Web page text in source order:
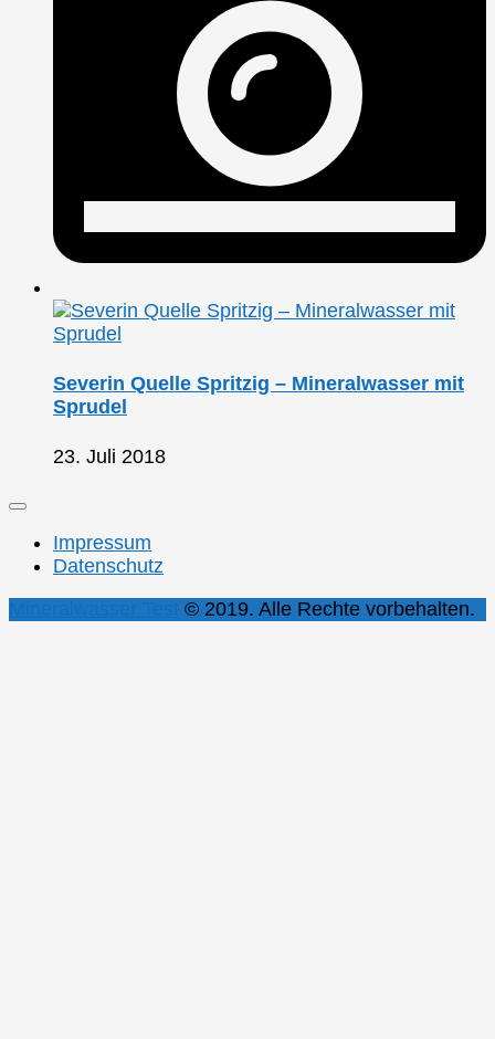
Severin Quelle Spritzig – Mineralwasser mit
Sprudel
23. Juli 2018
Impressum
Datenschutz
© 2019. Alle Rechte vorbehalten.